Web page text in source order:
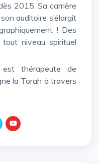
2015. Sa carrière
auditoire s’élargit
! Des
niveau spirituel
la Torah à travers